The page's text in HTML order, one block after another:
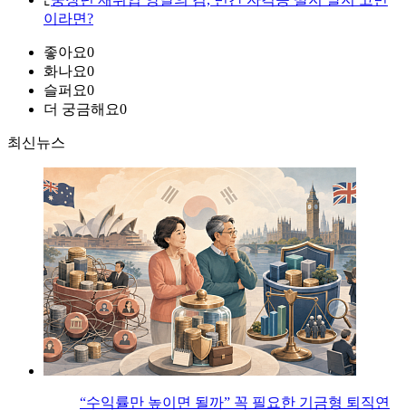
이라면?
좋아요0
화나요0
슬퍼요0
더 궁금해요0
최신뉴스
“수익률만 높이면 될까” 꼭 필요한 기금형 퇴직연